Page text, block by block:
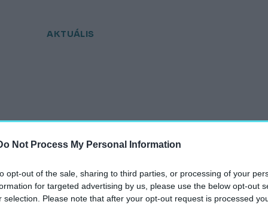
Not Process My Personal Information
opt-out of the sale, sharing to third parties, or processing of your
for targeted advertising by us, please use the below opt-out
selection. Please note that after your opt-out request is processed
AKTUÁLIS